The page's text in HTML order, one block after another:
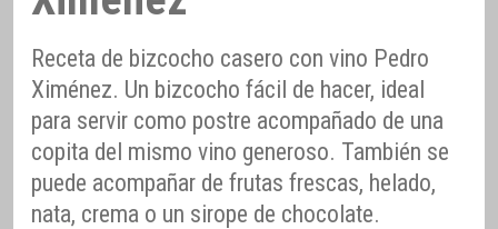
Receta de bizcocho casero con vino Pedro
Ximénez. Un bizcocho fácil de hacer, ideal
para servir como postre acompañado de una
copita del mismo vino generoso. También se
puede acompañar de frutas frescas, helado,
nata, crema o un sirope de chocolate.